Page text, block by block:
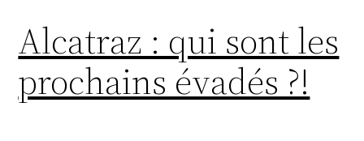
Alcatraz : qui sont les
prochains évadés ?!